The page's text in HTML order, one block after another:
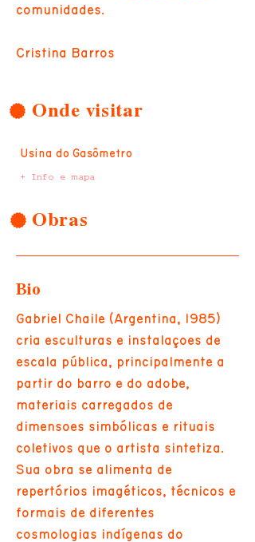
comunidades.
Cristina Barros
Onde visitar
Usina do Gasômetro
+ Info e mapa
Obras
Bio
Gabriel Chaile (Argentina, 1985)
cria esculturas e instalações de
escala pública, principalmente a
partir do barro e do adobe,
materiais carregados de
dimensões simbólicas e rituais
coletivos que o artista sintetiza.
Sua obra se alimenta de
repertórios imagéticos, técnicos e
formais de diferentes
cosmologias indígenas do